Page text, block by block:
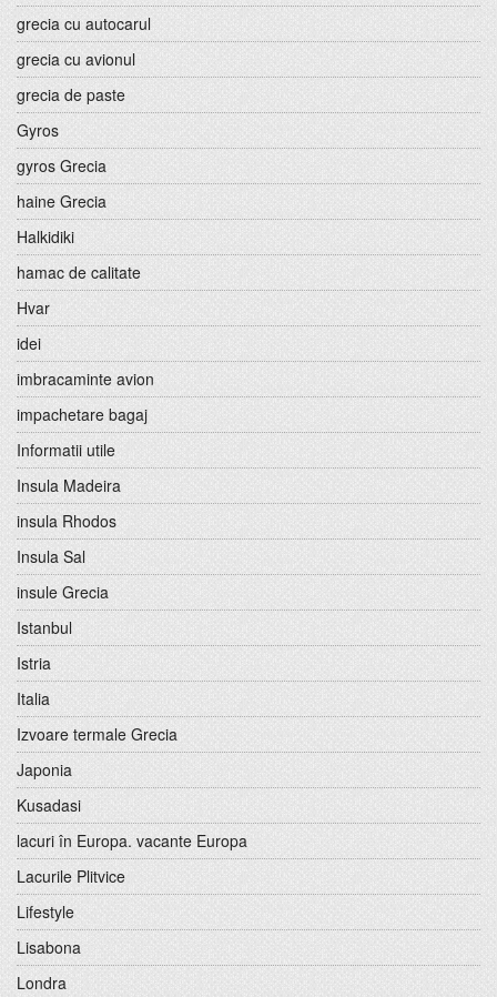
grecia cu autocarul
grecia cu avionul
grecia de paste
Gyros
gyros Grecia
haine Grecia
Halkidiki
hamac de calitate
Hvar
idei
imbracaminte avion
impachetare bagaj
Informatii utile
Insula Madeira
insula Rhodos
Insula Sal
insule Grecia
Istanbul
Istria
Italia
Izvoare termale Grecia
Japonia
Kusadasi
lacuri în Europa. vacante Europa
Lacurile Plitvice
Lifestyle
Lisabona
Londra